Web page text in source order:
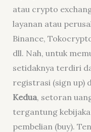
atau crypto
layanan atau
Binance, Toko
dll. Nah, untuk
setidaknya terdiri
registrasi (sign up)
Kedua, setoran
tergantung
pembelian (buy).